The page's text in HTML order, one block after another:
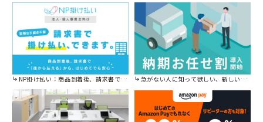
NP掛け払い：商品到着後、請求書で後から払えます。 急がない人に知って欲しい、新しい割引を始めました。